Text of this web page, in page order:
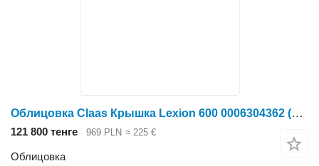
Облицовка Claas Крышка Lexion 600 0006304362 (впускной канал) для зерноуборочного комбайна Claas Lexion 600
121 800 тенге 969 PLN ≈ 225 €
Облицовка